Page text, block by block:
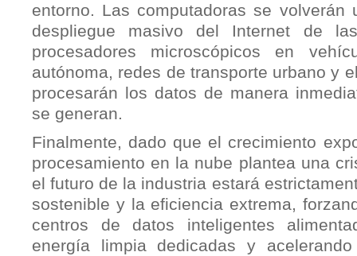
entorno. Las computadoras se volverán
despliegue masivo del Internet de
procesadores microscópicos en
autónoma, redes de transporte urbano y
procesarán los datos de manera
se generan.
Finalmente, dado que el crecimiento
procesamiento en la nube plantea una
el futuro de la industria estará
sostenible y la eficiencia extrema,
centros de datos inteligentes
energía limpia dedicadas y